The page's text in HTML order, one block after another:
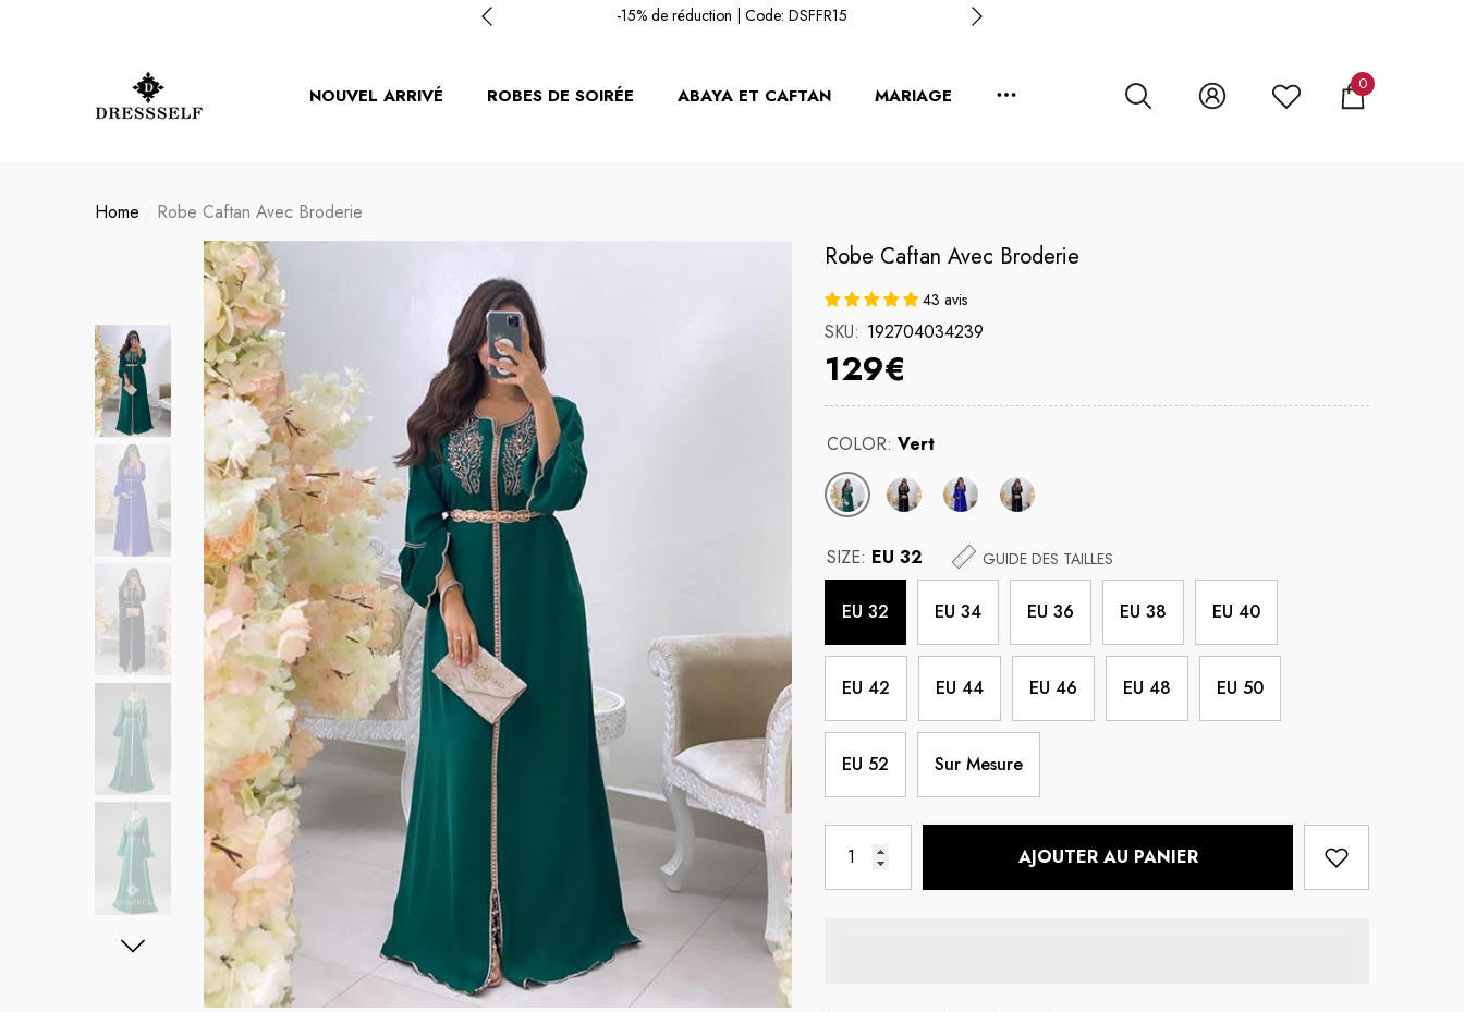
-15% de réduction | Code: DSFFR15
NOUVEL ARRIVÉ ROBES DE SOIRÉE ABAYA ET CAFTAN MARIAGE
0
0 article
Home Robe Caftan Avec Broderie
Robe Caftan Avec Broderie
43 avis
SKU: 192704034239
129€
COLOR: Vert
SIZE: EU 32 GUIDE DES TAILLES
EU 32 EU 34 EU 36 EU 38 EU 40
EU 42 EU 44 EU 46 EU 48 EU 50
EU 52 Sur Mesure
AJOUTER AU PANIER